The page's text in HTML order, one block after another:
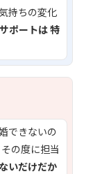
持ちの変化
ポートは 特
できないの
の度に担当
いだけだか